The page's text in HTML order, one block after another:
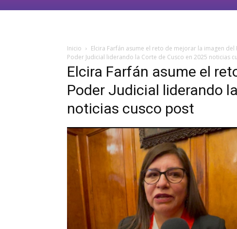
Inicio
Elcira Farfán asume el reto de mejorar la imagen
Poder Judicial liderando la Corte de Cusco en 2025 noticias
Elcira Farfán asume el
Poder Judicial liderando
noticias cusco post